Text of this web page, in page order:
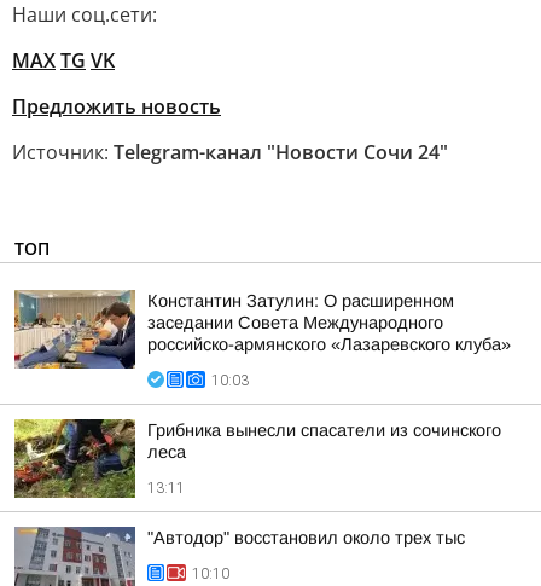
Наши соц.сети:
MAXTG VK
Предложить новость
Источник: Telegram-канал "Новости Сочи 24"
ТОП
Константин Затулин: О расширенном
заседании Совета Международного
российско-армянского «Лазаревского клуба»
10:03
Грибника вынесли спасатели из сочинского
леса
13:11
"Автодор" восстановил около трех тыс
10:10